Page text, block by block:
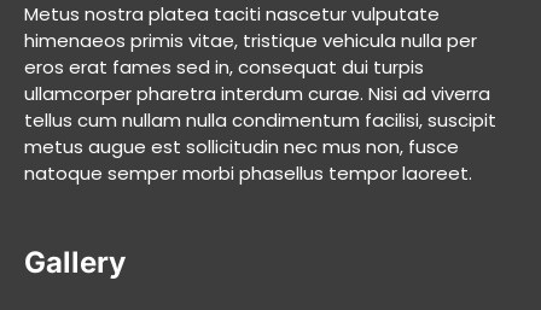
Metus nostra platea taciti nascetur vulputate
himenaeos primis vitae, tristique vehicula nulla per
eros erat fames sed in, consequat dui turpis
ullamcorper pharetra interdum curae. Nisi ad viverra
tellus cum nullam nulla condimentum facilisi, suscipit
metus augue est sollicitudin nec mus non, fusce
natoque semper morbi phasellus tempor laoreet.
Gallery